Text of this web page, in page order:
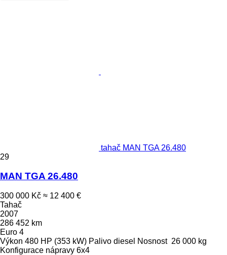
tahač MAN TGA 26.480
29
MAN TGA 26.480
300 000 Kč ≈ 12 400 €
Tahač
2007
286 452 km
Euro 4
Výkon 480 HP (353 kW) Palivo diesel Nosnost 26 000 kg
Konfigurace nápravy 6x4